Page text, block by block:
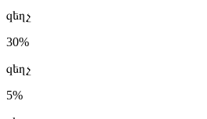
զեղչ
30%
զեղչ
5%